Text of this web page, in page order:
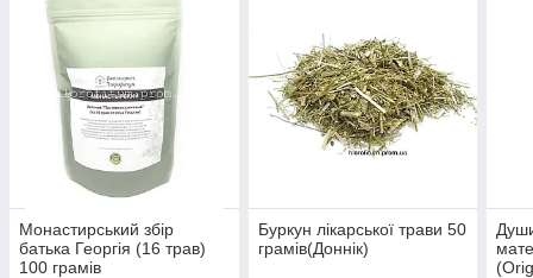
Монастирський збір
батька Георгія (16 трав)
100 грамів
Буркун лікарської трави 50
грамів(Доннік)